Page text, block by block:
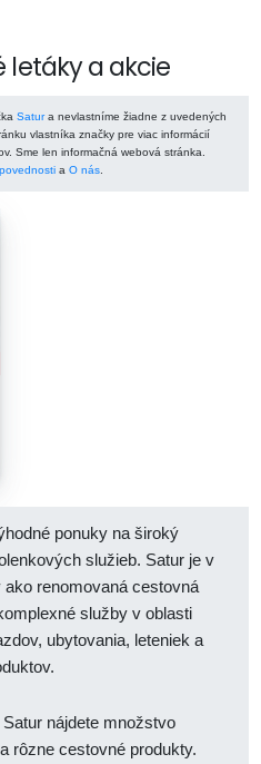
letáky a akcie
Satura nevlastníme žiadne z uvedených
vlastníka značky pre viac informácií
Sme len informačná webová stránka.
a O nás
ponuky na široký
služieb. Satur je v
renomovaná cestovná
služby v oblasti
ubytovania, leteniek a
nájdete množstvo
rôzne cestovné produkty.